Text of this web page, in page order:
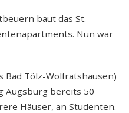
baut das St.
Nun war
Tölz-Wolfratshausen)
Augsburg bereits 50
Häuser, an Studenten.